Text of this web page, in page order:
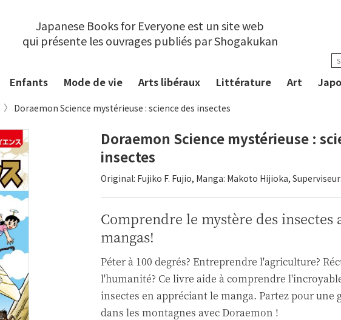
Japanese Books for Everyone est un site web
qui présente les ouvrages publiés par Shogakukan
Enfants Mode de vie Arts libéraux Littérature Art
Doraemon Science mystérieuse : science des insectes
Doraemon Science mystérieuse :
insectes
Original: Fujiko F. Fujio, Manga: Makoto Hijioka,
Comprendre le mystère des insectes
mangas!
Péter à 100 degrés? Entreprendre l'agriculture?
l'humanité? Ce livre aide à comprendre
insectes en appréciant le manga. Partez pour une
dans les montagnes avec Doraemon !